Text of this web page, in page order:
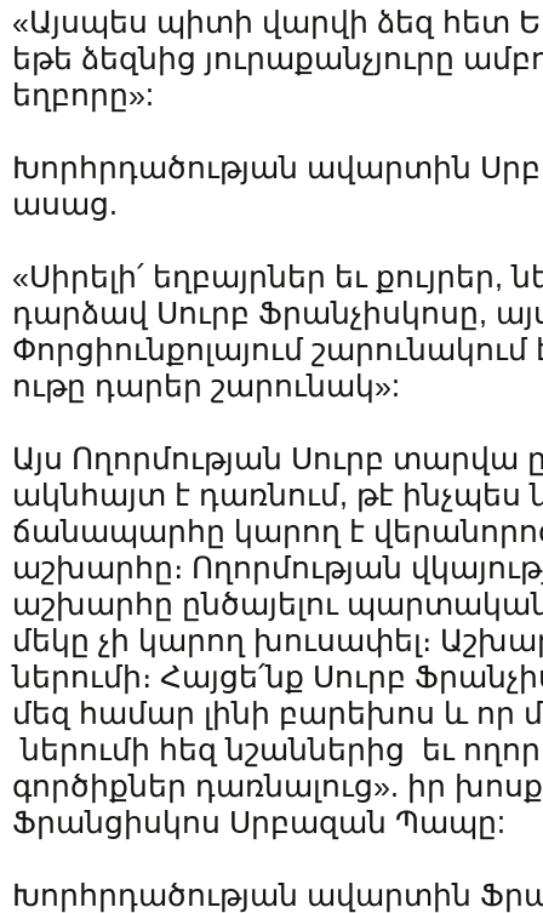
«Այսպես պիտի վարվի ձեզ հետ
եթե ձեզնից յուրաքանչյուրը
եղբորը»:
Խորհրդածության ավարտին
ասաց.
«Սիրելի՛ եղբայրներ եւ քույրեր,
դարձավ Սուրբ Ֆրանչիսկոսը,
Փորցիունքոլայում
ութը դարեր շարունակ»:
Այս Ողորմության Սուրբ տարվա
ակնհայտ է դառնում, թէ ինչպես
ճանապարհը կարող է
աշխարհը։ Ողորմության
աշխարհը ընծայելու
մեկը չի կարող խուսափել։
ներումի։ Հայցե՛նք Սուրբ
մեզ համար լինի բարեխոս և որ
ներումի հեզ նշաններից եւ
գործիքներ դառնալուց». իր
Ֆրանցիսկոս Սրբազան Պապը:
Խորհրդածության ավարտին